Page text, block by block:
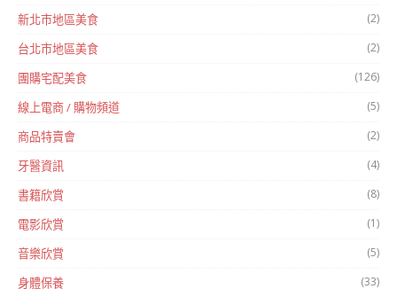
新北市地區美食 (2)
台北市地區美食 (2)
團購宅配美食 (126)
線上電商 / 購物頻道 (5)
商品特賣會 (2)
牙醫資訊 (4)
書籍欣賞 (8)
電影欣賞 (1)
音樂欣賞 (5)
身體保養 (33)